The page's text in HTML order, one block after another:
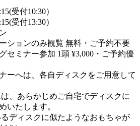
受付10:30）
付13:30）
ションのみ観覧 無料・ご予約不要
ナー参加 1頭 ¥3,000・ご予約優
ーへは、各自ディスクをご用意して
、あらかじめご自宅でディスクに
いたします。
ディスクに似たようなおもちゃが